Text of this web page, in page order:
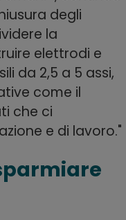
degli
la
elettrodi e
da 2,5 a 5 assi,
come il
che ci
e di lavoro."